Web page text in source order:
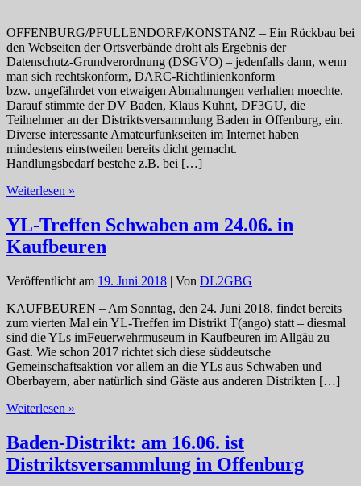
OFFENBURG/PFULLENDORF/KONSTANZ – Ein Rückbau bei
den Webseiten der Ortsverbände droht als Ergebnis der
Datenschutz-Grundverordnung (DSGVO) – jedenfalls dann, wenn
man sich rechtskonform, DARC-Richtlinienkonform
bzw. ungefährdet von etwaigen Abmahnungen verhalten moechte.
Darauf stimmte der DV Baden, Klaus Kuhnt, DF3GU, die
Teilnehmer an der Distriktsversammlung Baden in Offenburg, ein.
Diverse interessante Amateurfunkseiten im Internet haben
mindestens einstweilen bereits dicht gemacht.
Handlungsbedarf bestehe z.B. bei […]
Weiterlesen »
aus
der
Distriktsversammlung
YL-Treffen Schwaben am 24.06. in
Kaufbeuren
Veröffentlicht am 19. Juni 2018 | Von DL2GBG
KAUFBEUREN – Am Sonntag, den 24. Juni 2018, findet bereits
zum vierten Mal ein YL-Treffen im Distrikt T(ango) statt – diesmal
sind die YLs imFeuerwehrmuseum in Kaufbeuren im Allgäu zu
Gast. Wie schon 2017 richtet sich diese süddeutsche
Gemeinschaftsaktion vor allem an die YLs aus Schwaben und
Oberbayern, aber natürlich sind Gäste aus anderen Distrikten […]
Weiterlesen »
Schwaben
am
24.06.
Baden-Distrikt: am 16.06. ist
Distriktsversammlung in Offenburg